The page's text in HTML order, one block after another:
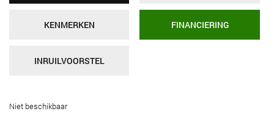
KENMERKEN FINANCIERING
INRUILVOORSTEL
Niet beschikbaar